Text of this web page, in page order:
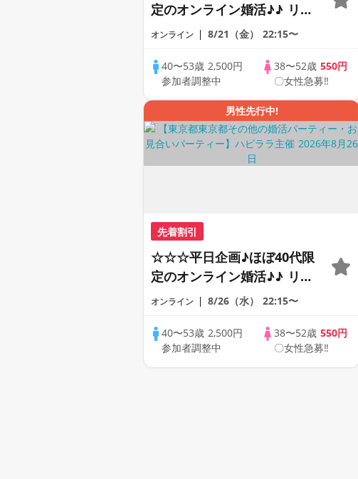
定のオンライン婚活♪♪ リモ
ートの出会い応援♪♪ おうち
の方が対象☆ 司会進行あり
♪♪ THE 42s ONLINE
PARTY!!
オンライン 8/21（金） 22:15〜
40〜53歳 2,500円
参加者調整中
38〜52歳 550円
〇女性急募‼
男性先行中!
先着割引
☆☆☆平日企画♪ほぼ40代限
定のオンライン婚活♪♪ リモ
ートの出会い応援♪♪ おうち
の方が対象☆ 司会進行あり
♪♪ THE 43s ONLINE
PARTY!!
オンライン 8/26（水） 22:15〜
40〜53歳 2,500円
参加者調整中
38〜52歳 550円
〇女性急募‼